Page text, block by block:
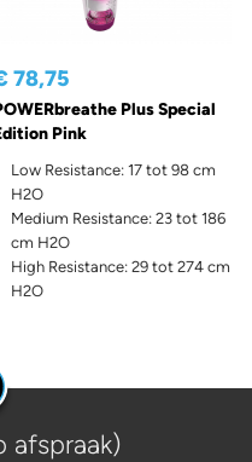
78,75
Plus Special
Pink
Low Resistance: 17 tot 98 cm
H2O
Medium Resistance: 23 tot 186
cm H2O
High Resistance: 29 tot 274 cm
H2O
afspraak)